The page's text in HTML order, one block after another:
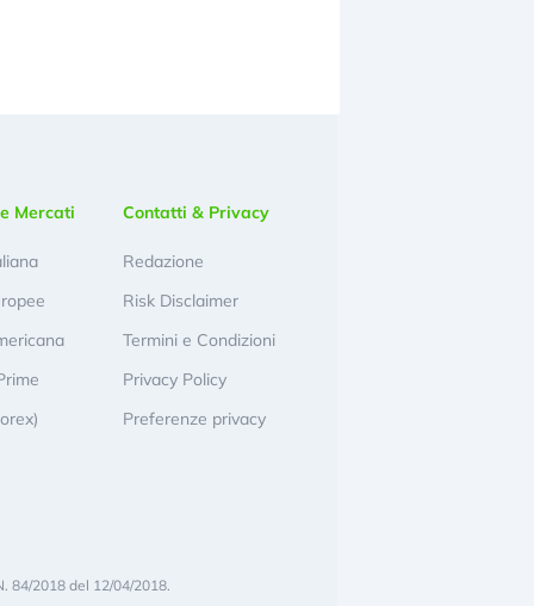
Mercati Contatti & Privacy
Redazione
Risk Disclaimer
Termini e Condizioni
Privacy Policy
Preferenze privacy
84/2018 del 12/04/2018.